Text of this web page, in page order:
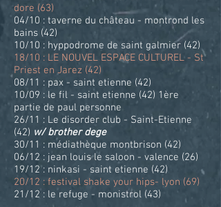
dore (63)
04/10 : taverne du château - montrond les
bains (42)
10/10 : hyppodrome de saint galmier (42)
18/10 : LE NOUVEL ESPACE CULTUREL - St
Priest en Jarez (42)
08/11 : pax - saint etienne (42)
10/09 : le fil - saint etienne (42) 1ère
partie de paul personne
26/11 : Le disorder club - Saint-Etienne
(42) w/ brother dege
30/11 : médiathèque montbrison (42)
06/12 : jean louis le saloon - valence (26)
19/12 : ninkasi - saint etienne (42)
20/12 : festival shake your hips- lyon (69)
21/12 : le refuge - monistrol (43)